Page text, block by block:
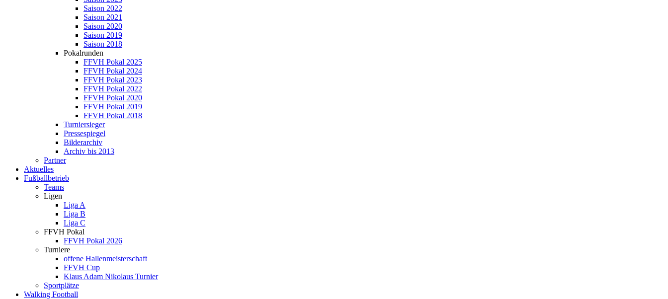
Saison 2022
Saison 2021
Saison 2020
Saison 2019
Saison 2018
Pokalrunden
FFVH Pokal 2025
FFVH Pokal 2024
FFVH Pokal 2023
FFVH Pokal 2022
FFVH Pokal 2020
FFVH Pokal 2019
FFVH Pokal 2018
Turniersieger
Pressespiegel
Bilderarchiv
Archiv bis 2013
Partner
Aktuelles
Fußballbetrieb
Teams
Ligen
Liga A
Liga B
Liga C
FFVH Pokal
FFVH Pokal 2026
Turniere
offene Hallenmeisterschaft
FFVH Cup
Klaus Adam Nikolaus Turnier
Sportplätze
Walking Football